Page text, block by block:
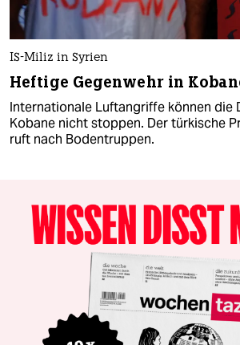
IS-Miliz in Syrien
Heftige Gegenwehr in
Internationale Luftangriffe können die
Kobane nicht stoppen. Der türkische
ruft nach Bodentruppen.